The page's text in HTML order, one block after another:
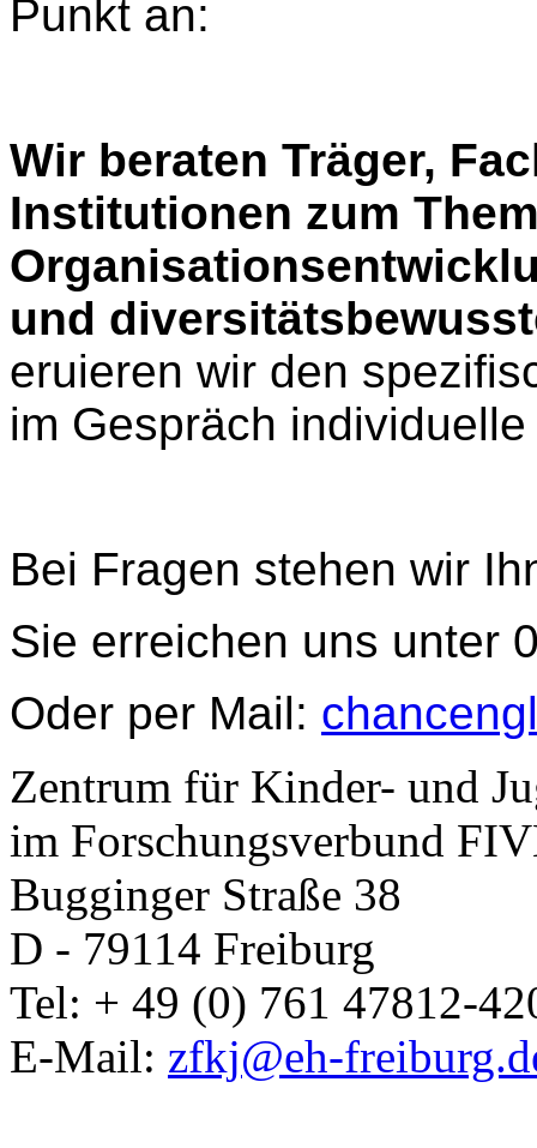
Punkt an:
Wir beraten Träger,
Institutionen zum
und
eruieren wir den
im Gespräch
Bei Fragen stehen wir
Sie erreichen uns unter
Oder per Mail:
Zentrum für Kinder- und
im Forschungsverbund
Bugginger Straße 38
D - 79114 Freiburg
Tel: + 49 (0) 761 47812-
E-Mail: zfkj@eh-